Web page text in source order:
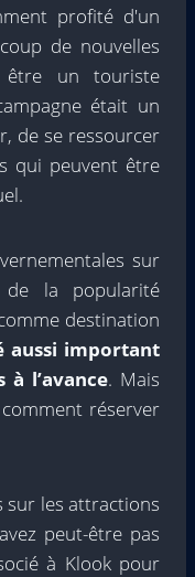
profité d'un
de nouvelles
être un touriste
était un
de se ressourcer
qui peuvent être
sur
la popularité
destination
aussi important
à l’avance. Mais
réserver
sur les attractions
peut-être pas
à Klook pour